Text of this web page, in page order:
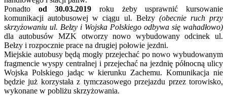
Ponadto od 30.03.2019 roku żeby usprawnić kursowanie
komunikacji autobusowej w ciągu ul. Bełzy (obecnie ruch przy
skrzyżowaniu ul. Bełzy i Wojska Polskiego odbywa się wahadłowo)
dla autobusów MZK otworzy nowo wybudowany odcinek ul.
Bełzy i rozpocznie prace na drugiej połowie jezdni.
Miejskie autobusy będą mogły przejechać po nowo wybudowanym
fragmencie wyspy centralnej i przejechać na jezdnię północną ulicy
Wojska Polskiego jadąc w kierunku Zachemu. Komunikacja nie
będzie już korzystała z tymczasowego przejazdu przez torowisko,
wykonane w pobliżu skrzyżowania.